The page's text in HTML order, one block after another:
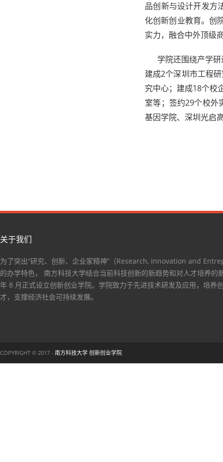
品创新与设计开发方
化创新创业教育。创
实力，融合中外顶级
学院还围绕产学研
建成2个深圳市工程
究中心；建成18个校
室等；签约29个校外
基因学院、深圳光启
关于我们
为了突出“研究、创新、企业家精神”（Research, Innovation and
的办学特色， 南方科技大学结合当前科技创新的新趋势和对人才培养的
年 8 月正式设立创新创业学院。学院致力于先进技术研发及应用，培养
才，支撑经济社会可持续发展。
COPYRIGHT © 2017 - 南方科技大学 创新创业学院